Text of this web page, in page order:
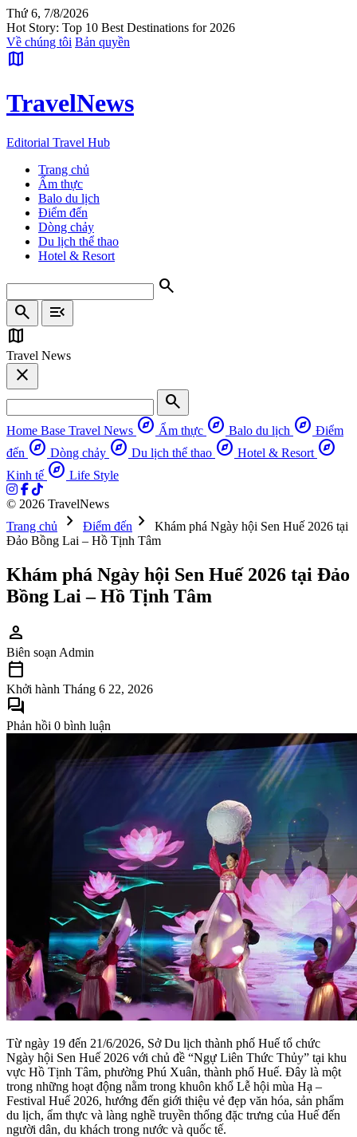
Thứ 6, 7/8/2026
Hot Story: Top 10 Best Destinations for 2026
Về chúng tôi Bản quyền
map
TravelNews
Editorial Travel Hub
Trang chủ
Ẩm thực
Balo du lịch
Điểm đến
Dòng chảy
Du lịch thể thao
Hotel & Resort
search
search
menu_open
map
Travel News
close
search
Home Base Travel News explore Ẩm thực explore Balo du lịch explore Điểm
đến explore Dòng chảy explore Du lịch thể thao explore Hotel & Resort explore
Kinh tế explore Life Style
© 2026 TravelNews
Trang chủ
chevron_right Điểm đến chevron_right
Khám phá Ngày hội Sen Huế 2026 tại
Đảo Bồng Lai – Hồ Tịnh Tâm
Khám phá Ngày hội Sen Huế 2026 tại Đảo
Bồng Lai – Hồ Tịnh Tâm
person
Biên soạn Admin
calendar_today
Khởi hành Tháng 6 22, 2026
forum
Phản hồi 0 bình luận
Từ ngày 19 đến 21/6/2026, Sở Du lịch thành phố Huế tổ chức
Ngày hội Sen Huế 2026 với chủ đề “Ngự Liên Thức Thủy” tại khu
vực Hồ Tịnh Tâm, phường Phú Xuân, thành phố Huế. Đây là một
trong những hoạt động nằm trong khuôn khổ Lễ hội mùa Hạ –
Festival Huế 2026, hướng đến giới thiệu vẻ đẹp văn hóa, sản phẩm
du lịch, ẩm thực và làng nghề truyền thống đặc trưng của Huế đến
người dân, du khách trong nước và quốc tế.